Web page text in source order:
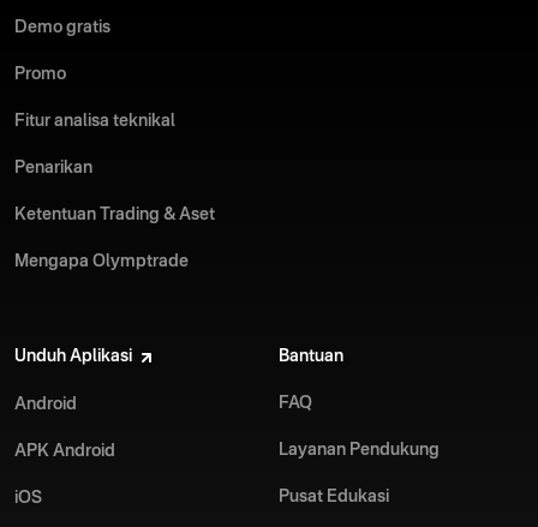
Demo gratis
Promo
Fitur analisa teknikal
Penarikan
Ketentuan Trading & Aset
Mengapa Olymptrade
Unduh Aplikasi
Android
APK Android
iOS
Bantuan
FAQ
Layanan Pendukung
Pusat Edukasi